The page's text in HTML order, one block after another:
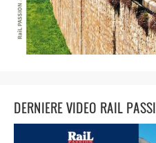
DERNIERE VIDEO RAIL